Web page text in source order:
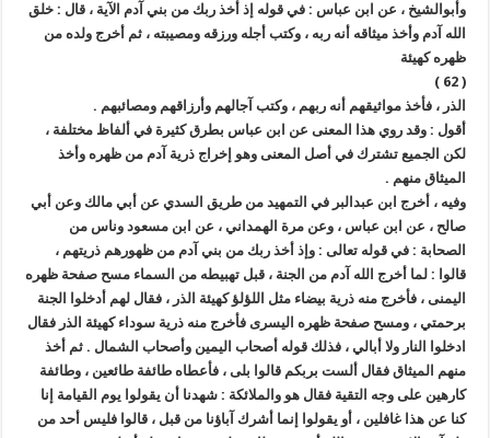
وأبوالشيخ ، عن ابن عباس : في قوله إذ أخذ ربك من بني آدم الآية ، قال : خلق
الله آدم وأخذ ميثاقه أنه ربه ، وكتب أجله ورزقه ومصيبته ، ثم أخرج ولده من
ظهره كهيئة
( 62 )
الذر ، فأخذ مواثيقهم أنه ربهم ، وكتب آجالهم وأرزاقهم ومصائبهم .
أقول : وقد روي هذا المعنى عن ابن عباس بطرق كثيرة في ألفاظ مختلفة ،
لكن الجميع تشترك في أصل المعنى وهو إخراج ذرية آدم من ظهره وأخذ
الميثاق منهم .
وفيه ، أخرج ابن عبدالبر في التمهيد من طريق السدي عن أبي مالك وعن أبي
صالح ، عن ابن عباس ، وعن مرة الهمداني ، عن ابن مسعود وناس من
الصحابة : في قوله تعالى : وإذ أخذ ربك من بني آدم من ظهورهم ذريتهم ،
قالوا : لما أخرج الله آدم من الجنة ، قبل تهبيطه من السماء مسح صفحة ظهره
اليمنى ، فأخرج منه ذرية بيضاء مثل اللؤلؤ كهيئة الذر ، فقال لهم أدخلوا الجنة
برحمتي ، ومسح صفحة ظهره اليسرى فأخرج منه ذرية سوداء كهيئة الذر فقال
ادخلوا النار ولا أبالي ، فذلك قوله أصحاب اليمين وأصحاب الشمال . ثم أخذ
منهم الميثاق فقال ألست بربكم قالوا بلى ، فأعطاه طائفة طائعين ، وطائفة
كارهين على وجه التقية فقال هو والملائكة : شهدنا أن يقولوا يوم القيامة إنا
كنا عن هذا غافلين ، أو يقولوا إنما أشرك آباؤنا من قبل ، قالوا فليس أحد من